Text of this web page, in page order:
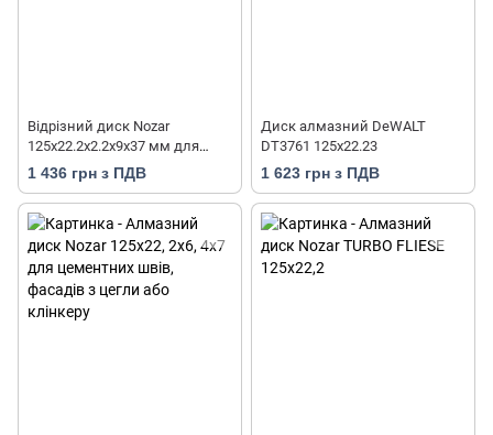
Відрізний диск Nozar
125х22.2х2.2х9х37 мм для
агрегованого бетону, цегли,
вогнетривкої цегли,
1 436 грн з ПДВ
Диск алмазний DeWALT
DT3761 125x22.23
1 623 грн з ПДВ